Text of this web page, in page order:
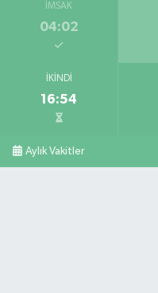
İMSAK
04:02
İKINDI
16:54
Aylık Vakitler